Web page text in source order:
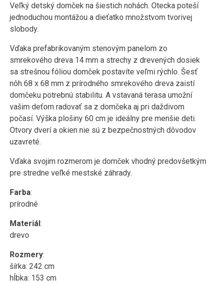
Veľký detský domček na šiestich nohách. Otecka poteší
jednoduchou montážou a dieťatko množstvom tvorivej
slobody.
Vďaka prefabrikovaným stenovým panelom zo
smrekového dreva 14 mm a strechy z drevených dosiek
sa strešnou fóliou domček postavíte veľmi rýchlo. Šesť
nôh 68 x 68 mm z prírodného smrekového dreva zaistí
domčeku potrebnú stabilitu. A vstavaná terasa umožní
vašim deťom radovať sa z domčeka aj pri daždivom
počasí. Výška plošiny 60 cm je ideálny pre menšie deti.
Otvory dverí a okien nie sú z bezpečnostných dôvodov
uzavreté.
Vďaka svojim rozmerom je domček vhodný predovšetkým
pre stredne veľké mestské záhrady.
Farba:
prírodné
Materiál:
drevo
Rozmery:
šírka: 242 cm
hĺbka: 153 cm